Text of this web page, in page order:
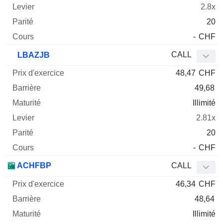
2.8x
20
- CHF
LBAZJB CALL
48,47 CHF
49,68
Illimité
2.81x
20
- CHF
ACHFBP CALL
46,34 CHF
48,64
Illimité